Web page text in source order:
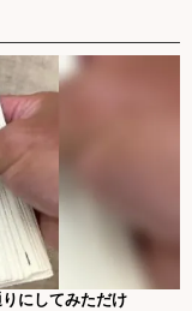
にしてみただけ